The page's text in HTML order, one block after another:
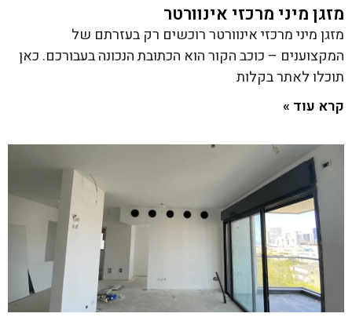
מזגן מיני מרכזי אינוורטר
מזגן מיני מרכזי אינוורטר רוכשים רק בעזרתם של
המקצוענים – כוכב הקור הוא הכתובת הנכונה בעבורכם. כאן
תוכלו לאתר בקלות
קרא עוד »